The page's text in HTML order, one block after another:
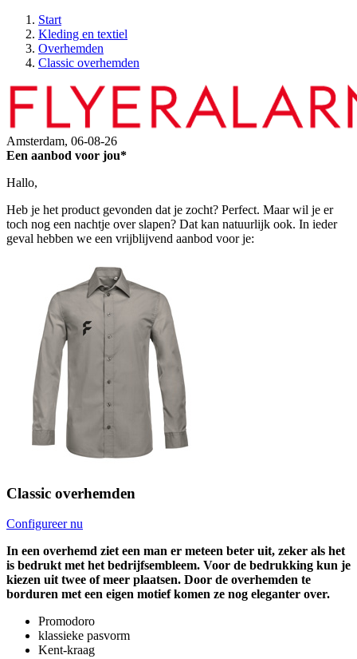
Start
Kleding en textiel
Overhemden
Classic overhemden
Amsterdam, 06-08-26
Een aanbod voor jou*
Hallo,
Heb je het product gevonden dat je zocht? Perfect. Maar wil je er
toch nog een nachtje over slapen? Dat kan natuurlijk ook. In ieder
geval hebben we een vrijblijvend aanbod voor je:
Classic overhemden
Configureer nu
In een overhemd ziet een man er meteen beter uit, zeker als het
is bedrukt met het bedrijfsembleem. Voor de bedrukking kun je
kiezen uit twee of meer plaatsen. Door de overhemden te
borduren met een eigen motief komen ze nog eleganter over.
Promodoro
klassieke pasvorm
Kent-kraag